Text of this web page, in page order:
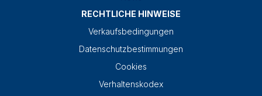
RECHTLICHE HINWEISE
Verkaufsbedingungen
Datenschutzbestimmungen
Cookies
Verhaltenskodex